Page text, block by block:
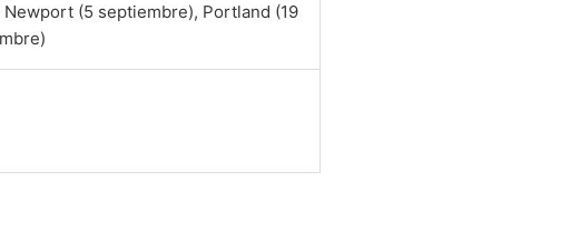
(5 septiembre), Portland (19